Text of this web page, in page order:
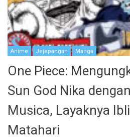
Anime Jejepangan Manga
One Piece:
Sun God Nika
Musica, Layaknya
Matahari